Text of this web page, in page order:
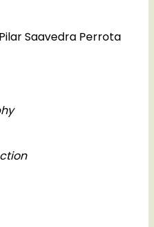
Saavedra Perrota